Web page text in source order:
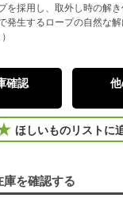
を採用し、取外し時の解
発生するロープの自然な
確認
ほしいものリストに
を確認する